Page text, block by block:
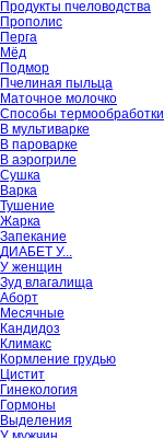
Продукты пчеловодства
Прополис
Перга
Мёд
Подмор
Пчелиная пыльца
Маточное молочко
Способы термообработки
В мультиварке
В пароварке
В аэрогриле
Сушка
Варка
Тушение
Жарка
Запекание
ДИАБЕТ У...
У женщин
Зуд влагалища
Аборт
Месячные
Кандидоз
Климакс
Кормление грудью
Цистит
Гинекология
Гормоны
Выделения